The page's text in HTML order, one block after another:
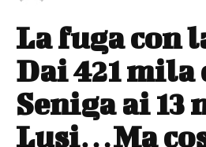
La fuga con
Dai 421
Seniga ai
Lusi…Ma